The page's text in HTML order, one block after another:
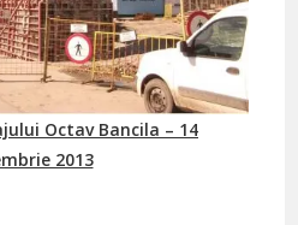
Octav Bancila – 14
2013